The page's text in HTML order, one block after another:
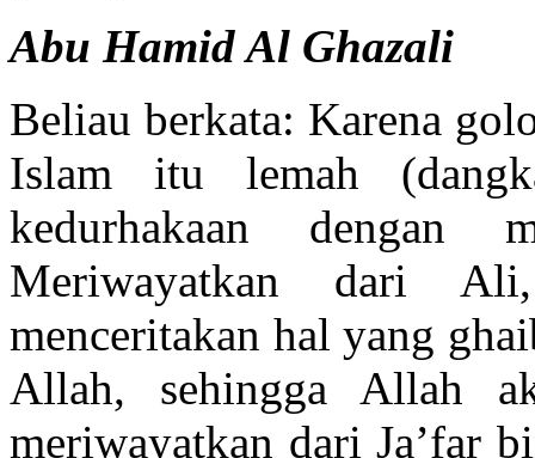
Abu Hamid Al Ghazali
Beliau berkata: Karena
Islam itu lemah
kedurhakaan dengan
Meriwayatkan dari
menceritakan hal yang
Allah, sehingga Allah
meriwayatkan dari Ja’far